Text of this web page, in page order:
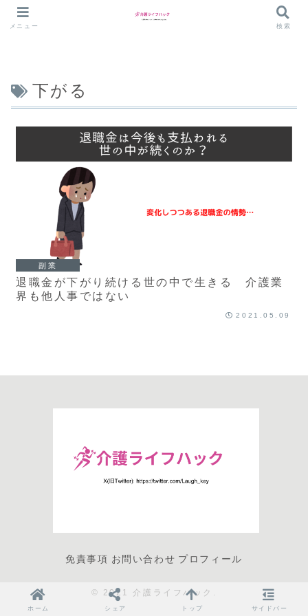
下がる
副業
退職金が下がり続ける世の中で生きる 介護業
界も他人事ではない
2021.05.09
免責事項 お問い合わせ プロフィール
© 2021 介護ライフハック.
メニュー 検索
ホーム シェア トップ サイドバー